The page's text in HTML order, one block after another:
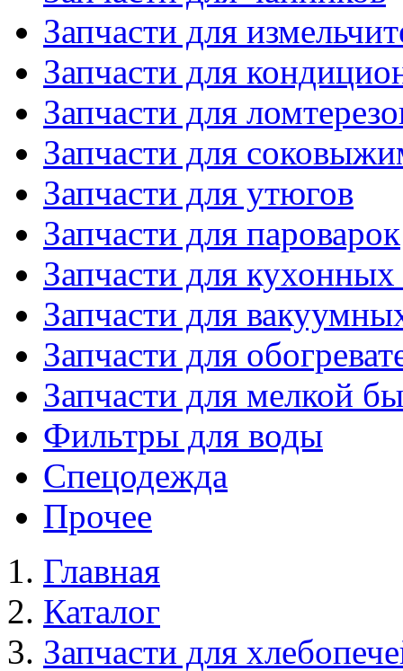
Запчасти для
Запчасти для
Запчасти для
Запчасти для
Запчасти для утюгов
Запчасти для пароварок
Запчасти для
Запчасти для
Запчасти для
Запчасти для мелкой
Фильтры для воды
Спецодежда
Прочее
Главная
Каталог
Запчасти для